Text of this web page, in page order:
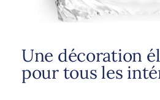
Une décoration
pour tous les